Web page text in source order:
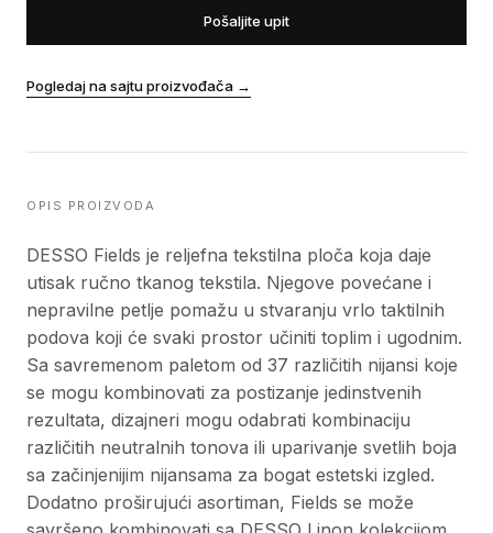
Pošaljite upit
Pogledaj na sajtu proizvođača →
OPIS PROIZVODA
DESSO Fields je reljefna tekstilna ploča koja daje
utisak ručno tkanog tekstila. Njegove povećane i
nepravilne petlje pomažu u stvaranju vrlo taktilnih
podova koji će svaki prostor učiniti toplim i ugodnim.
Sa savremenom paletom od 37 različitih nijansi koje
se mogu kombinovati za postizanje jedinstvenih
rezultata, dizajneri mogu odabrati kombinaciju
različitih neutralnih tonova ili uparivanje svetlih boja
sa začinjenijim nijansama za bogat estetski izgled.
Dodatno proširujući asortiman, Fields se može